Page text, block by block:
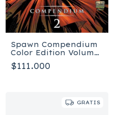
Spawn Compendium
Color Edition Volume
2 - Tapa blanda
$111.000
GRATIS